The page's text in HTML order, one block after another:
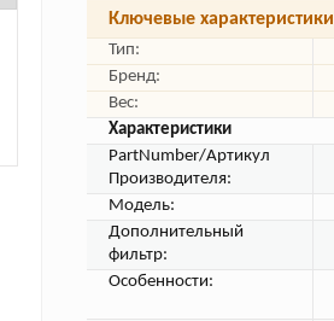
Ключевые характеристики
Тип:
Бренд:
Вес:
Характеристики
PartNumber/Артикул
Производителя:
Модель:
Дополнительный
фильтр:
Особенности: